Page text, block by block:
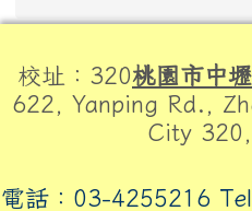
校址：320桃園市中
622, Yanping Rd.,
City
電話：03-4255216